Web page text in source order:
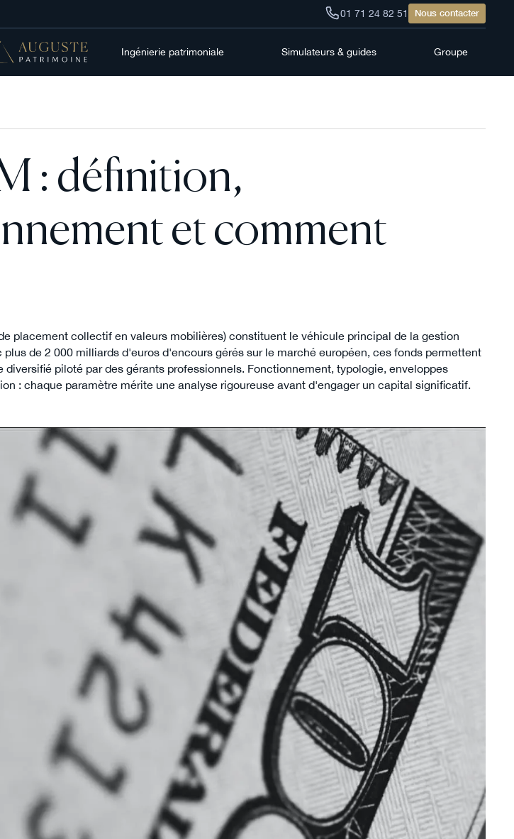
01 71 24 82 51 Nous contacter
Ingénierie patrimoniale Simulateurs & guides Groupe
: définition,
et comment
placement collectif en valeurs mobilières) constituent le véhicule principal de la gestion
de 2 000 milliards d'euros d'encours gérés sur le marché européen, ces fonds permettent
piloté par des gérants professionnels. Fonctionnement, typologie, enveloppes
: chaque paramètre mérite une analyse rigoureuse avant d'engager un capital significatif.